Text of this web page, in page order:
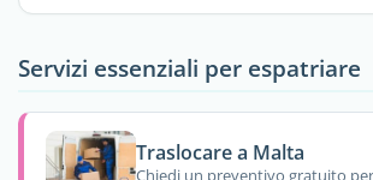
Servizi essenziali per espatriare
Traslocare a Malta
Chiedi un preventivo gratuito